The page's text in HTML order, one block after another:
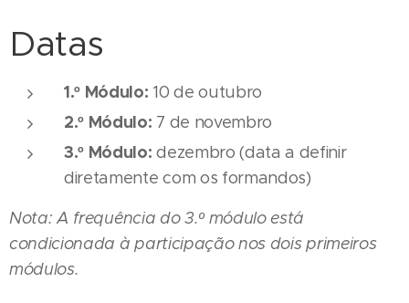
Datas
1.º Módulo: 10 de outubro
2.º Módulo: 7 de novembro
3.º Módulo: dezembro (data a definir
diretamente com os formandos)
Nota: A frequência do 3.º módulo está
condicionada à participação nos dois primeiros
módulos.